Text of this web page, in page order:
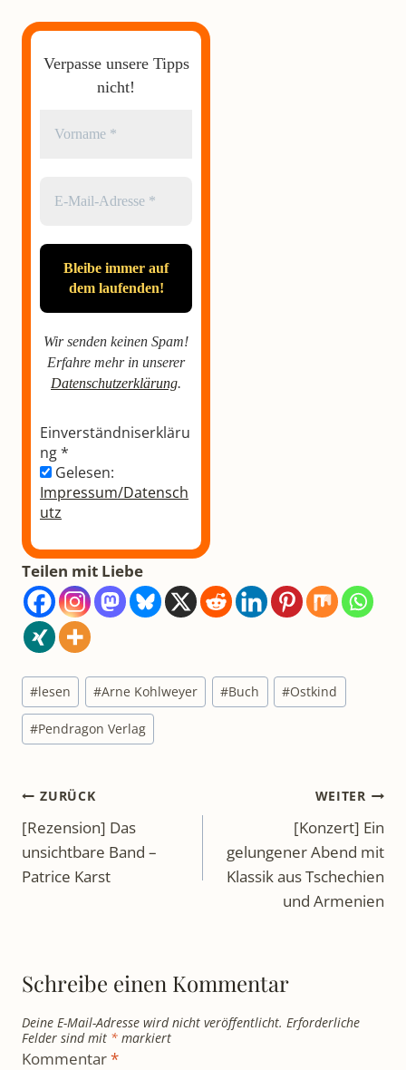
Verpasse unsere Tipps
nicht!
Wir senden keinen Spam!
Erfahre mehr in unserer
Datenschutzerklärung.
Einverständniserkläru
ng*
Gelesen:
Impressum/Datensch
utz
Teilen mit Liebe
Schlagworte:
#lesen #Arne Kohlweyer #Buch #Ostkind
#Pendragon Verlag
Beitragsnavigation
ZURÜCK
[Rezension] Das
unsichtbare Band –
Patrice Karst
WEITER
[Konzert] Ein
gelungener Abend mit
Klassik aus Tschechien
und Armenien
Schreibe einen Kommentar
Deine E-Mail-Adresse wird nicht veröffentlicht. Erforderliche
Felder sind mit * markiert
Kommentar*